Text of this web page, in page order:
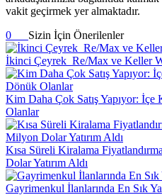
vakit geçirmek yer almaktadır.
0
Sizin İçin Önerilenler
İkinci Çeyrek Re/Max ve Keller
Kim Daha Çok Satış Yapıyor: İçe
Olanlar
Kısa Süreli Kiralama
Dolar Yatırım Aldı
Gayrimenkul İlanlarında En Sık